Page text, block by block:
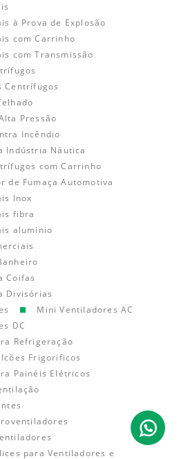
à Prova de Explosão
com Carrinho
com Transmissão
Centrífugos
Pressão
Incêndio
Indústria Náutica
com Carrinho
de Fumaça Automotiva
Inox
fibra
aluminio
Coifas
Divisórias
Mini Ventiladores AC
DC
Refrigeração
Frigorificos
Painéis Elétricos
para Ventiladores e